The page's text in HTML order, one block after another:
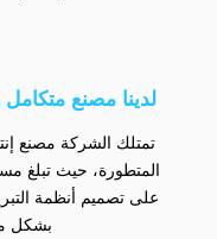
لدينا مصنع
تمتلك الشركة مصنع
على تصميم أنظمة
بشكل